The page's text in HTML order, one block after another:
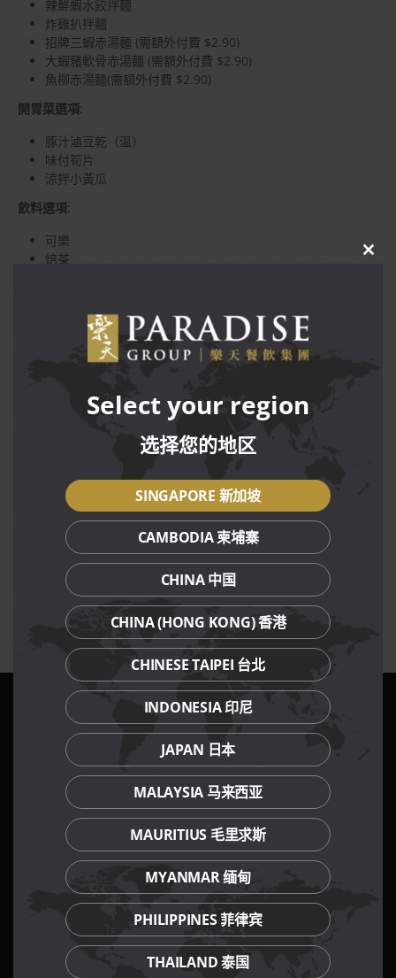
辣鮮蝦水餃拌麵
炸雞扒拌麵
招牌三蝦赤湯麵 (需額外付費 $2.90)
大蝦豬軟骨赤湯麵 (需額外付費 $2.90)
魚柳赤湯麵(需額外付費 $2.90)
開胃菜選項:
豚汁滷豆乾（溫）
味付筍片
涼拌小黃瓜
飲料選項:
可樂
焙茶
Terms and Conditions
家 (Paragon and Plaza Singapura) 餐廳。
點至5點，在樂蝦拉麵家 (Sengkang Grand Mall) 餐廳。
餐廳，不包括公共假期。
促銷限堂食與外帶在全部樂蝦拉麵家餐廳。
促銷適用於在下午3點之後及5點之前點單的顧客，只限於指
定菜餚。
價格不包括服務費(飯廳)與消費稅。
享用此促銷的同時不可享用其它折扣、促銷、禮券或會員優
惠。
樂天集團保有權力更改促銷的任何條規，恕不另行通知。
我們的餐飲品牌
Select your region
选择您的地区
SINGAPORE 新加坡
CAMBODIA 柬埔寨
CHINA 中国
CHINA (HONG KONG) 香港
CHINESE TAIPEI 台北
INDONESIA 印尼
JAPAN 日本
MALAYSIA 马来西亚
MAURITIUS 毛里求斯
MYANMAR 缅甸
PHILIPPINES 菲律宾
THAILAND 泰国